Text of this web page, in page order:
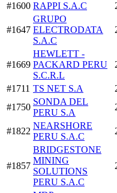
#1600 RAPPI S.A.C
#1647
GRUPO
ELECTRODATA
S.A.C
#1669
HEWLETT -
PACKARD PERU
S.C.R.L
#1711 TS NET S.A
#1750
SONDA DEL
PERU S.A
#1822
NEARSHORE
PERU S.A.C
#1857
BRIDGESTONE
MINING
SOLUTIONS
PERU S.A.C